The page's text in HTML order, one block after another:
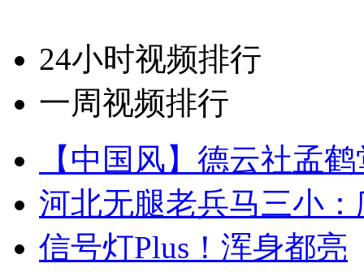
24小时视频排行
一周视频排行
【中国风】德云社孟
河北无腿老兵马三小
信号灯Plus！浑身都亮